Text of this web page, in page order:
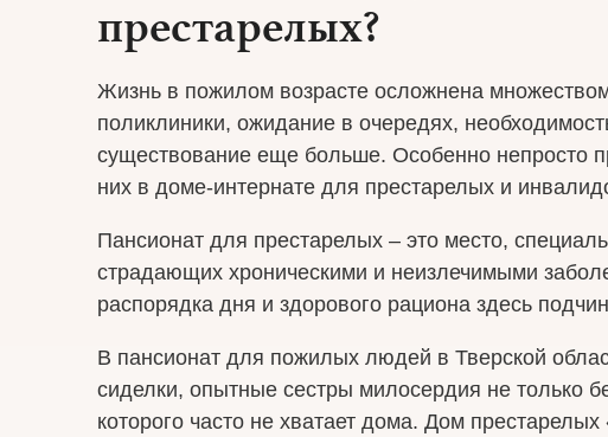
престарелых?
Жизнь в пожилом возрасте осложнена
поликлиники, ожидание в очередях,
существование еще больше. Особенно непросто
них в доме-интернате для престарелых и
Пансионат для престарелых – это место,
страдающих хроническими и неизлечимыми
распорядка дня и здорового рациона здесь
В пансионат для пожилых людей в Тверской
сиделки, опытные сестры милосердия не только
которого часто не хватает дома. Дом